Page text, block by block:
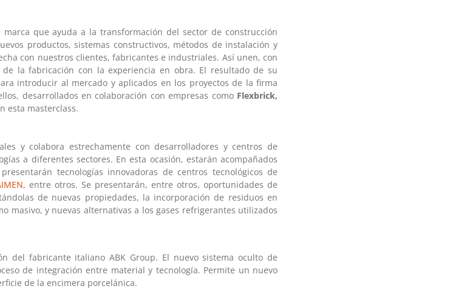
marca que ayuda a la transformación del sector de construcción
productos, sistemas constructivos, métodos de instalación y
con nuestros clientes, fabricantes e industriales. Así unen, con
la fabricación con la experiencia en obra. El resultado de su
introducir al mercado y aplicados en los proyectos de la firma
desarrollados en colaboración con empresas comoFlexbrick,
esta masterclass.
y colabora estrechamente con desarrolladores y centros de
a diferentes sectores. En esta ocasión, estarán acompañados
tecnologías innovadoras de centros tecnológicos de
, entre otros. Se presentarán, entre otros, oportunidades de
de nuevas propiedades, la incorporación de residuos en
masivo, y nuevas alternativas a los gases refrigerantes utilizados
del fabricante italiano ABK Group. El nuevo sistema oculto de
de integración entre material y tecnología. Permite un nuevo
de la encimera porcelánica.